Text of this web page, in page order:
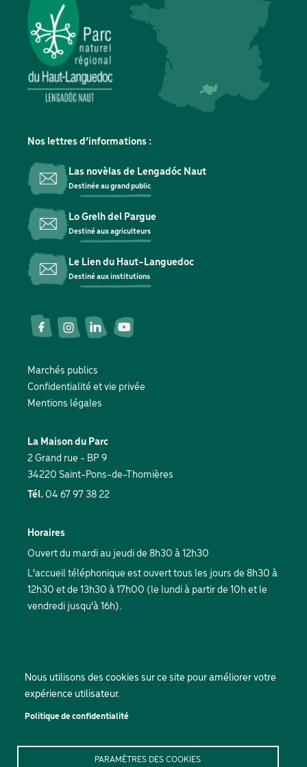
Nous utilisons des cookies sur ce site pour améliorer votre
expérience utilisateur.
Politique de confidentialité
PARAMÈTRES DES COOKIES
Nos lettres d’informations :
Las novèlas de Lengadóc Naut
Destinée au grand public
Lo Grelh del Pargue
Destiné aux agriculteurs
Le Lien du Haut-Languedoc
Destiné aux institutions
Réseaux
Pied
de
Marchés publics
Confidentialité et vie privée
Mentions légales
La Maison du Parc
2 Grand rue - BP 9
34220 Saint-Pons-de-Thomières
Tél.04 67 97 38 22
Horaires
Ouvert du mardi au jeudi de 8h30 à 12h30
L'accueil téléphonique est ouvert tous les jours de 8h30 à
12h30 et de 13h30 à 17h00 (le lundi à partir de 10h et le
vendredi jusqu'à 16h).